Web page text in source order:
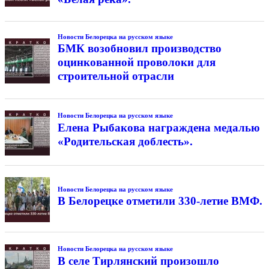
Новости Белорецка на русском языке
БМК возобновил производство
оцинкованной проволоки для
строительной отрасли
Новости Белорецка на русском языке
Елена Рыбакова награждена медалью
«Родительская доблесть».
Новости Белорецка на русском языке
В Белорецке отметили 330-летие ВМФ.
Новости Белорецка на русском языке
В селе Тирлянский произошло